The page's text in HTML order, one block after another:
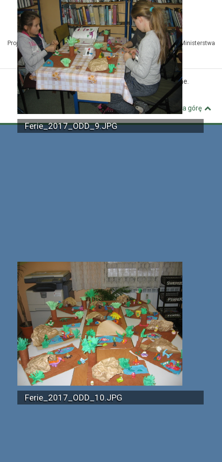
Ferie_2017_ODD_9.JPG
Ferie_2017_ODD_10.JPG
Projekt Kuźnia Dostępnych Stron współfinansowany ze środków Ministerstwa
Administracji i Cyfryzacji
© MBP Pyskowice. Wszystkie prawa zastrzeżone.
Kuźnia Dostępnych Stron
Wróć na górę